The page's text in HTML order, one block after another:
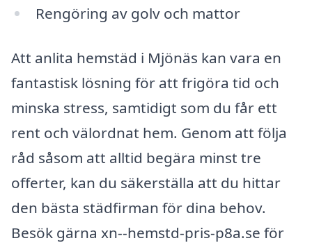
Rengöring av golv och mattor
Att anlita hemstäd i Mjönäs kan vara en
fantastisk lösning för att frigöra tid och
minska stress, samtidigt som du får ett
rent och välordnat hem. Genom att följa
råd såsom att alltid begära minst tre
offerter, kan du säkerställa att du hittar
den bästa städfirman för dina behov.
Besök gärna xn--hemstd-pris-p8a.se för